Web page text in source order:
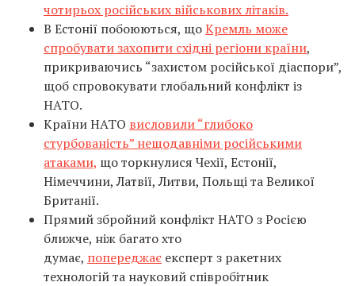
чотирьох російських військових літаків.
В Естонії побоюються, щоКремль може
спробувати захопити східні регіони країни,
прикриваючись “захистом російської діаспори”,
щоб спровокувати глобальний конфлікт із
НАТО.
Країни НАТО висловили “глибоко
стурбованість” нещодавніми російськими
атаками, що торкнулися Чехії, Естонії,
Німеччини, Латвії, Литви, Польщі та Великої
Британії.
Прямий збройний конфлікт НАТО з Росією
ближче, ніж багато хто
думає, попереджає експерт з ракетних
технологій та науковий співробітник